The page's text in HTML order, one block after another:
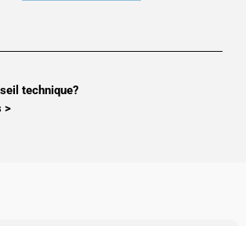
technique?
>